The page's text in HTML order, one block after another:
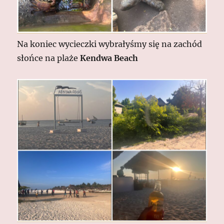
Na koniec wycieczki wybrałyśmy się na zachód
słońce na plażeKendwa Beach